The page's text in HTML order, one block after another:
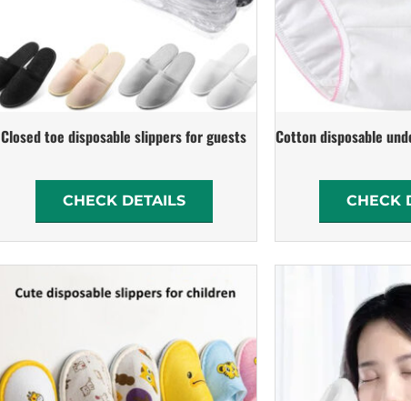
Closed toe disposable slippers for guests
CHECK DETAILS
Cotton disposable
CHECK